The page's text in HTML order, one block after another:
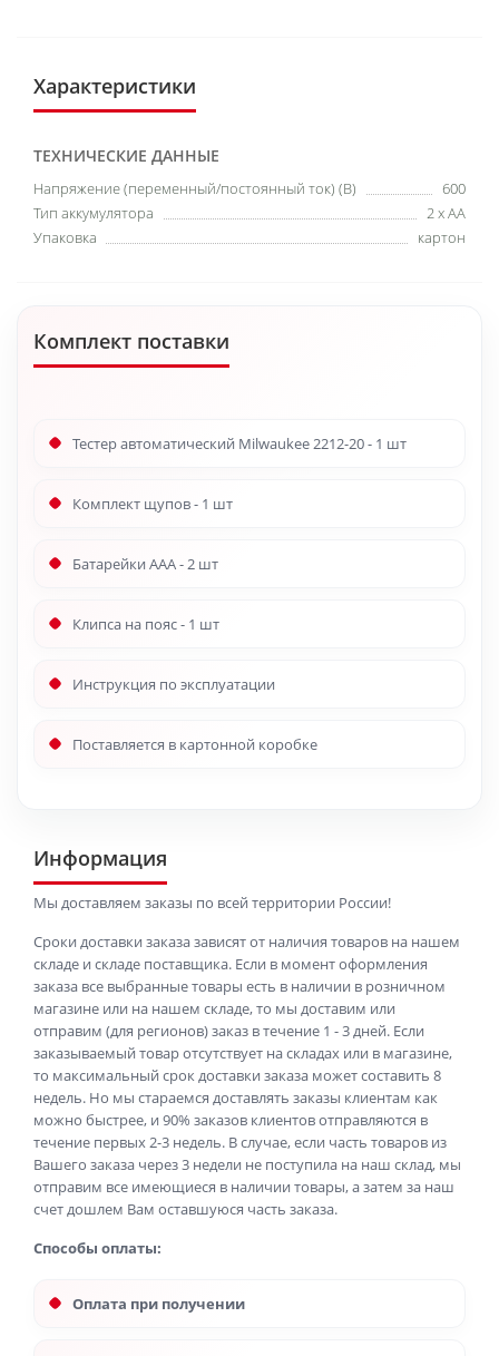
Характеристики
ТЕХНИЧЕСКИЕ ДАННЫЕ
Напряжение (переменный/постоянный ток) (В)
600
Тип аккумулятора
2 х АА
Упаковка
картон
Комплект поставки
Тестер автоматический Milwaukee 2212-20 - 1 шт
Комплект щупов - 1 шт
Батарейки ААА - 2 шт
Клипса на пояс - 1 шт
Инструкция по эксплуатации
Поставляется в картонной коробке
Информация
Мы доставляем заказы по всей территории России!
Сроки доставки заказа зависят от наличия товаров на нашем
складе и складе поставщика. Если в момент оформления
заказа все выбранные товары есть в наличии в розничном
магазине или на нашем складе, то мы доставим или
отправим (для регионов) заказ в течение 1 - 3 дней. Если
заказываемый товар отсутствует на складах или в магазине,
то максимальный срок доставки заказа может составить 8
недель. Но мы стараемся доставлять заказы клиентам как
можно быстрее, и 90% заказов клиентов отправляются в
течение первых 2-3 недель. В случае, если часть товаров из
Вашего заказа через 3 недели не поступила на наш склад, мы
отправим все имеющиеся в наличии товары, а затем за наш
счет дошлем Вам оставшуюся часть заказа.
Способы оплаты:
Оплата при получении